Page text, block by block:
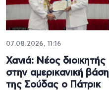
07.08.2026, 11:16
Χανιά: Νέος διοικητής
στην αμερικανική βάση
της Σούδας ο Πάτρικ